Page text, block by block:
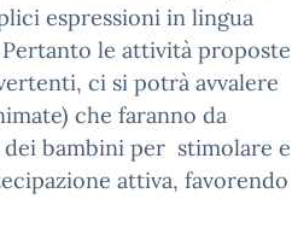
espressioni in lingua
le attività proposte
ci si potrà avvalere
che faranno da
bambini per stimolare e
attiva, favorendo